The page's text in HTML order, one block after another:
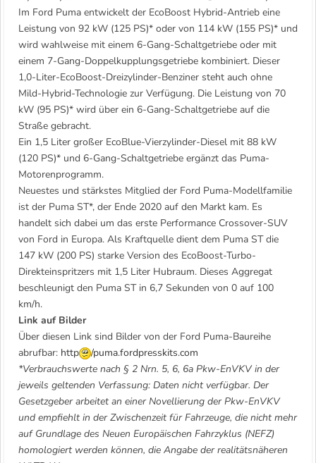
Im Ford Puma entwickelt der EcoBoost Hybrid-Antrieb eine
Leistung von 92 kW (125 PS)* oder von 114 kW (155 PS)* und
wird wahlweise mit einem 6-Gang-Schaltgetriebe oder mit
einem 7-Gang-Doppelkupplungsgetriebe kombiniert. Dieser
1,0-Liter-EcoBoost-Dreizylinder-Benziner steht auch ohne
Mild-Hybrid-Technologie zur Verfügung. Die Leistung von 70
kW (95 PS)* wird über ein 6-Gang-Schaltgetriebe auf die
Straße gebracht.
Ein 1,5 Liter großer EcoBlue-Vierzylinder-Diesel mit 88 kW
(120 PS)* und 6-Gang-Schaltgetriebe ergänzt das Puma-
Motorenprogramm.
Neuestes und stärkstes Mitglied der Ford Puma-Modellfamilie
ist der Puma ST*, der Ende 2020 auf den Markt kam. Es
handelt sich dabei um das erste Performance Crossover-SUV
von Ford in Europa. Als Kraftquelle dient dem Puma ST die
147 kW (200 PS) starke Version des EcoBoost-Turbo-
Direkteinspritzers mit 1,5 Liter Hubraum. Dieses Aggregat
beschleunigt den Puma ST in 6,7 Sekunden von 0 auf 100
km/h.
Link auf Bilder
Über diesen Link sind Bilder von der Ford Puma-Baureihe
abrufbar: http
/puma.fordpresskits.com
*Verbrauchswerte nach § 2 Nrn. 5, 6, 6a Pkw-EnVKV in der
jeweils geltenden Verfassung: Daten nicht verfügbar. Der
Gesetzgeber arbeitet an einer Novellierung der Pkw-EnVKV
und empfiehlt in der Zwischenzeit für Fahrzeuge, die nicht mehr
auf Grundlage des Neuen Europäischen Fahrzyklus (NEFZ)
homologiert werden können, die Angabe der realitätsnäheren